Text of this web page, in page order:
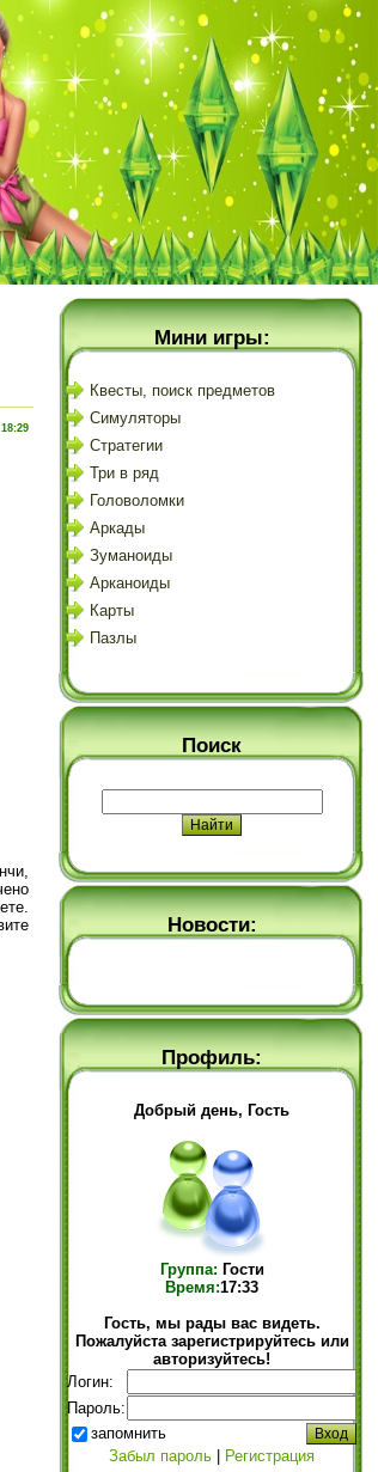
18:29
Мини игры:
Квесты, поиск предметов
Симуляторы
Стратегии
Три в ряд
Головоломки
Аркады
Зуманоиды
Арканоиды
Карты
Пазлы
Поиск
Новости:
Профиль:
Добрый день, Гость
Группа: Гости
Время:17:33
Гость, мы рады вас видеть.
Пожалуйста зарегистрируйтесь или
авторизуйтесь!
Логин:
Пароль:
запомнить
Забыл пароль
Регистрация